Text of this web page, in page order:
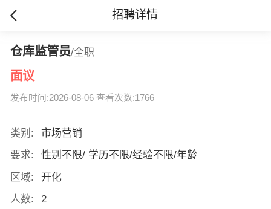
招聘详情
仓库监管员/全职
面议
发布时间:2026-08-06 查看次数:1766
类别:
市场营销
要求:
性别不限/ 学历不限/经验不限/年龄
区域:
开化
人数:
2